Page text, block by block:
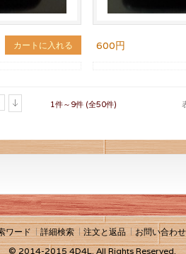
カートに入れる 600円
1件～9件 (全50件)
ワード 詳細検索 注文と返品 お問い合わせ
© 2014-2015 4D4L. All Rights Reserved.